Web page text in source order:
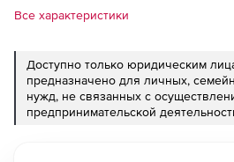
Все характеристики
Доступно только юридическим
предназначено для личных,
нужд, не связанных с
предпринимательской